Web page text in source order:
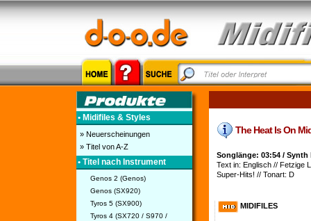
• Midifiles & Styles
» Neuerscheinungen
» Titel von A-Z
• Titel nach Instrument
Genos 2 (Genos)
Genos (SX920)
Tyros 5 (SX900)
Tyros 4 (SX720 / S970 /
The Heat Is On
Songlänge: 03:54 / Synth
Text in: Englisch // Fetzige
Super-Hits! // Tonart: D
MIDIFILES